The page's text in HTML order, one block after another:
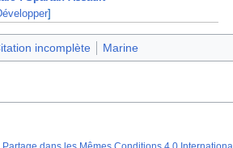
incomplète Marine